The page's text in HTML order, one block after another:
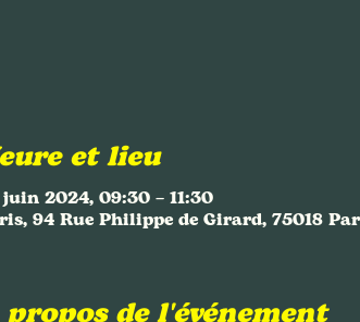
et lieu
juin 2024, 09:30 – 11:30
94 Rue Philippe de Girard, 75018